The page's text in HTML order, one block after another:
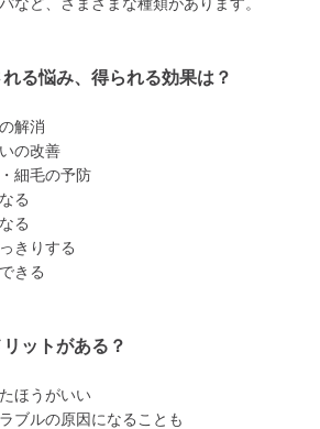
など、さまざまな種類があります。
る悩み、得られる効果は？
解消
の改善
細毛の予防
る
る
きりする
きる
ットがある？
ほうがいい
ブルの原因になることも